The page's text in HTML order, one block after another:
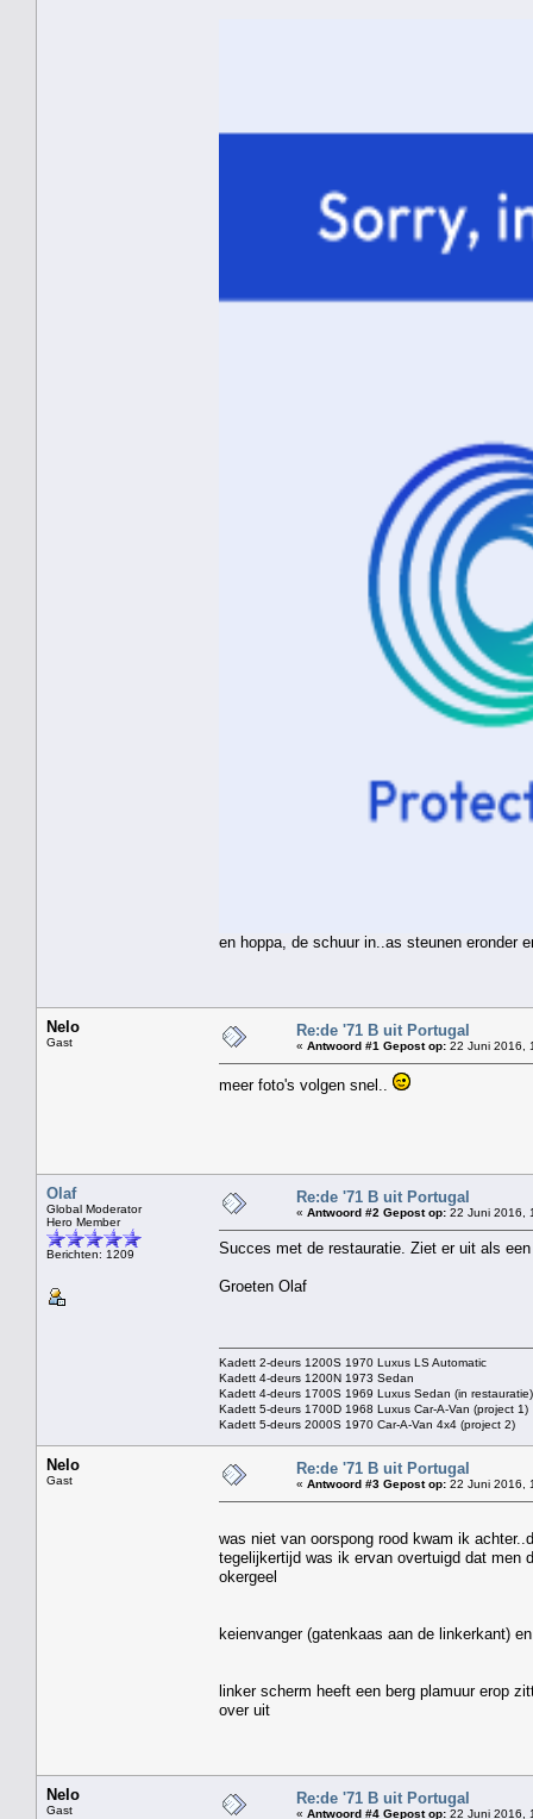
en hoppa, de schuur in..as steunen eronder
Nelo
Gast
Re:de '71 B uit Portugal
« Antwoord #1 Gepost op: 22 Juni 2016,
meer foto's volgen snel..
Olaf
Global Moderator
Hero Member
Berichten: 1209
Re:de '71 B uit Portugal
« Antwoord #2 Gepost op: 22 Juni 2016,
Succes met de restauratie. Ziet er uit als
Groeten Olaf
Kadett 2-deurs 1200S 1970 Luxus LS Automatic
Kadett 4-deurs 1200N 1973 Sedan
Kadett 4-deurs 1700S 1969 Luxus Sedan (in restauratie)
Kadett 5-deurs 1700D 1968 Luxus Car-A-Van (project 1)
Kadett 5-deurs 2000S 1970 Car-A-Van 4x4 (project 2)
Nelo
Gast
Re:de '71 B uit Portugal
« Antwoord #3 Gepost op: 22 Juni 2016,
was niet van oorspong rood kwam ik
tegelijkertijd was ik ervan overtuigd dat men
okergeel
keienvanger (gatenkaas aan de linkerkant)
linker scherm heeft een berg plamuur erop
over uit
Nelo
Gast
Re:de '71 B uit Portugal
« Antwoord #4 Gepost op: 22 Juni 2016,